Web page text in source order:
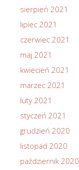
sierpień 2021
lipiec 2021
czerwiec 2021
maj 2021
kwiecień 2021
marzec 2021
luty 2021
styczeń 2021
grudzień 2020
listopad 2020
październik 2020